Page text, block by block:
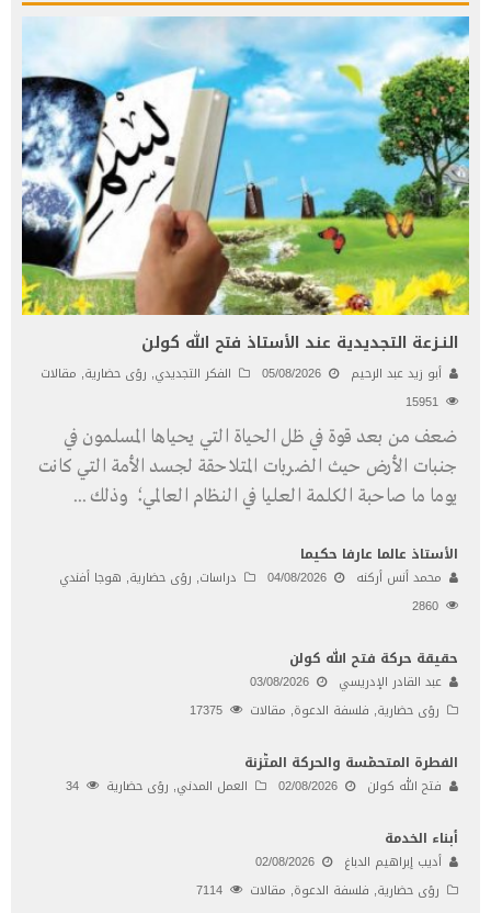
النـزعة التجديدية عند الأستاذ فتح الله كولن
أبو زيد عبد الرحيم 05/08/2026 الفكر التجديدي, رؤى حضارية, مقالات
ضعف من بعد قوة في ظل الحياة التي يحياها المسلمون في
جنبات الأرض حيث الضربات المتلاحقة لجسد الأمة التي كانت
يوما ما صاحبة الكلمة العليا في النظام العالمي؛ وذلك ...
الأستاذ عالما عارفا حكيما
محمد أنس أركنه 04/08/2026 دراسات, رؤى حضارية, هوجا أفندي
حقيقة حركة فتح الله كولن
عبد القادر الإدريسي
03/08/2026
رؤى حضارية, فلسفة الدعوة, مقالات
الفطرة المتحمّسة والحركة المتّزنة
فتح الله كولن 02/08/2026 العمل المدني, رؤى حضارية
أبناء الخدمة
أديب إبراهيم الدباغ
02/08/2026
رؤى حضارية, فلسفة الدعوة, مقالات